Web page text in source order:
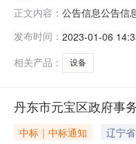
正文内容： 公告信息公告信
做好新型冠状病
果公示如下：一、
发布时间： 2023-01-06
相关产品：
设备
丹东市元宝区政府事
中标｜中标通知 辽宁